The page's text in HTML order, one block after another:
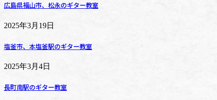
広島県福山市、松永のギター教室
2025年3月19日
塩釜市、本塩釜駅のギター教室
2025年3月4日
長町南駅のギター教室